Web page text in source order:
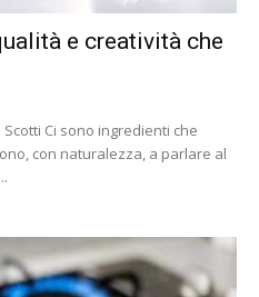
e creatività che
Ci sono ingredienti che
con naturalezza, a parlare al